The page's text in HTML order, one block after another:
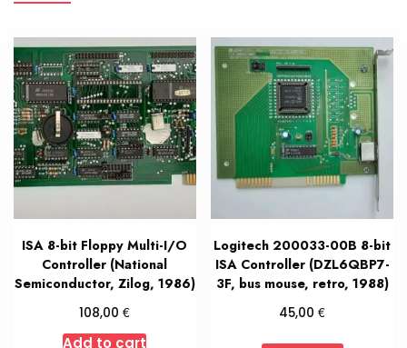
ISA 8-bit Floppy Multi-I/O
Controller (National
Semiconductor, Zilog, 1986)
108,00€
Add to cart
Logitech 200033-00B 8-bit
ISA Controller (DZL6QBP7-
3F, bus mouse, retro, 1988)
45,00€